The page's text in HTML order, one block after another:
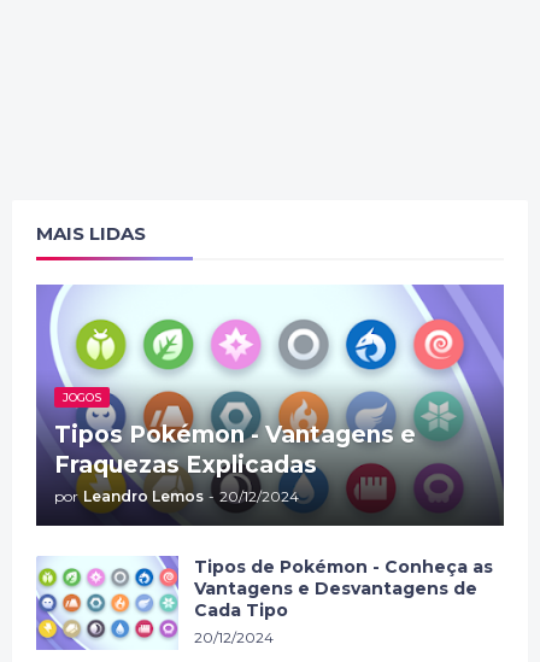
MAIS LIDAS
JOGOS
Tipos Pokémon - Vantagens e
Fraquezas Explicadas
por Leandro Lemos - 20/12/2024
Tipos de Pokémon - Conheça as
Vantagens e Desvantagens de
Cada Tipo
20/12/2024